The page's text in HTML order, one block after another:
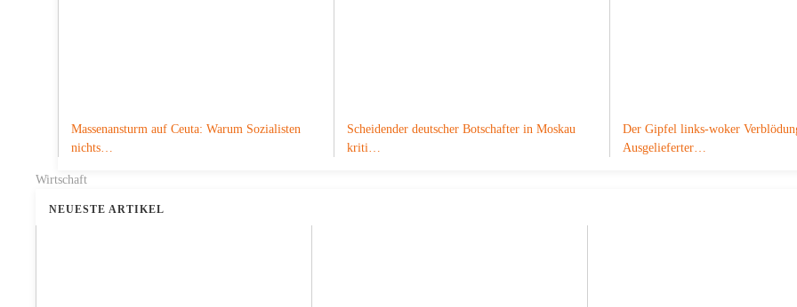
Massenansturm auf Ceuta: Warum Sozialisten
nichts…
Scheidender deutscher Botschafter in Moskau
kriti…
Der Gipfel links-woker
Ausgelieferter…
Wirtschaft
NEUESTE ARTIKEL